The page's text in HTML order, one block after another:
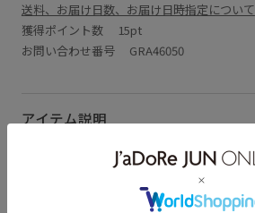
送料、お届け日数、お届け日時指定について
獲得ポイント数 15pt
お問い合わせ番号 GRA46050
アイテム説明
サイズ・素材・お手入れ方法